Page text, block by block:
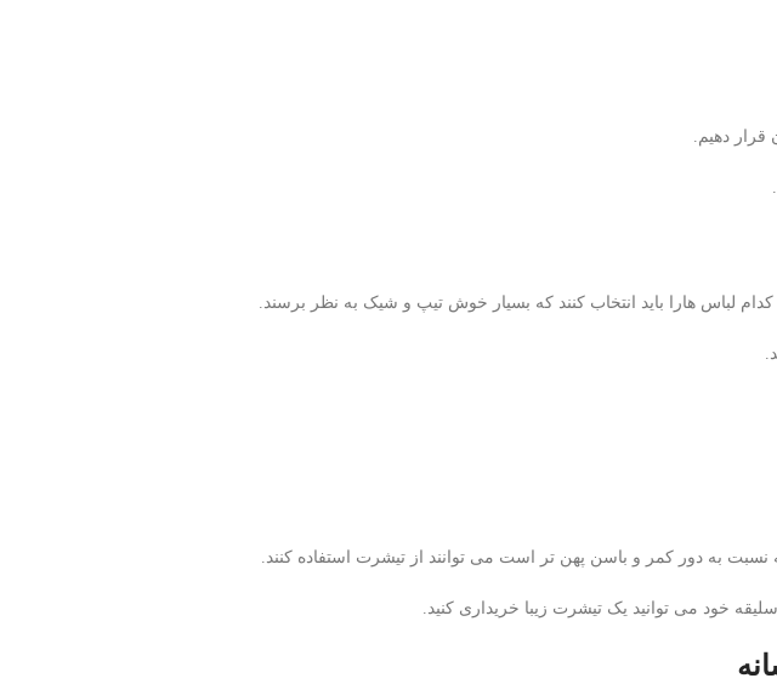
دهیم.
کدام لباس هارا باید انتخاب کنند که بسیار خوش تیپ و شیک به نظر برسند.
به دور کمر و باسن پهن تر است می توانند از تیشرت استفاده کنند.
خود می توانید یک تیشرت زیبا خریداری کنید.